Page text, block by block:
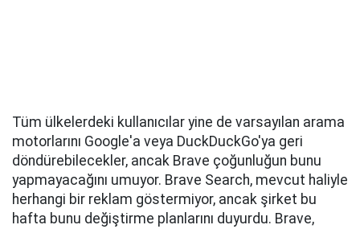
Tüm ülkelerdeki kullanıcılar yine de varsayılan arama
motorlarını Google'a veya DuckDuckGo'ya geri
döndürebilecekler, ancak Brave çoğunluğun bunu
yapmayacağını umuyor. Brave Search, mevcut haliyle
herhangi bir reklam göstermiyor, ancak şirket bu
hafta bunu değiştirme planlarını duyurdu. Brave,